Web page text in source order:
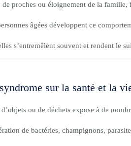
de proches ou éloignement de la famille,
âgées développent ce
s’entremêlent souvent et rendent le
sur la santé et la
ou de déchets expose à de
de bactéries, champignons,